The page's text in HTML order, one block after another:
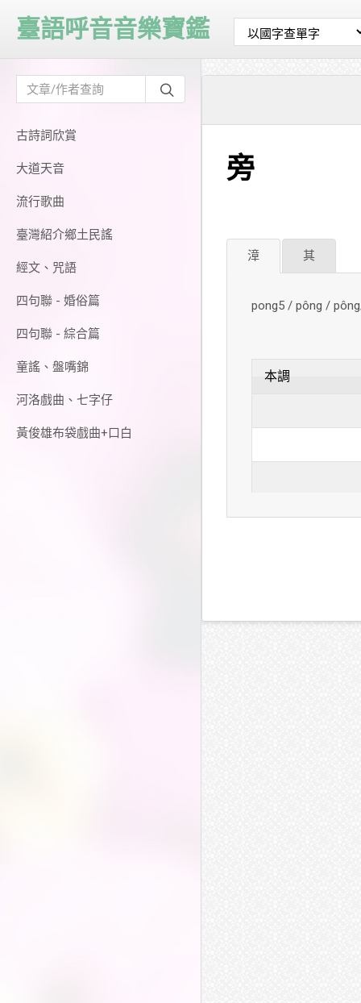
古詩詞欣賞
大道天音
流行歌曲
臺灣紹介鄉土民謠
經文、咒語
四句聯 - 婚俗篇
四句聯 - 綜合篇
童謠、盤嘴錦
河洛戲曲、七字仔
黃俊雄布袋戲曲+口白
臺語呼音音樂寶鑑
旁
漳 其
pong5 / pông /
本調